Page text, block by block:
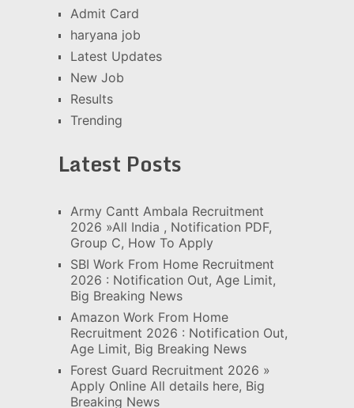
Admit Card
haryana job
Latest Updates
New Job
Results
Trending
Latest Posts
Army Cantt Ambala Recruitment
2026 »All India , Notification PDF,
Group C, How To Apply
SBI Work From Home Recruitment
2026 : Notification Out, Age Limit,
Big Breaking News
Amazon Work From Home
Recruitment 2026 : Notification Out,
Age Limit, Big Breaking News
Forest Guard Recruitment 2026 »
Apply Online All details here, Big
Breaking News